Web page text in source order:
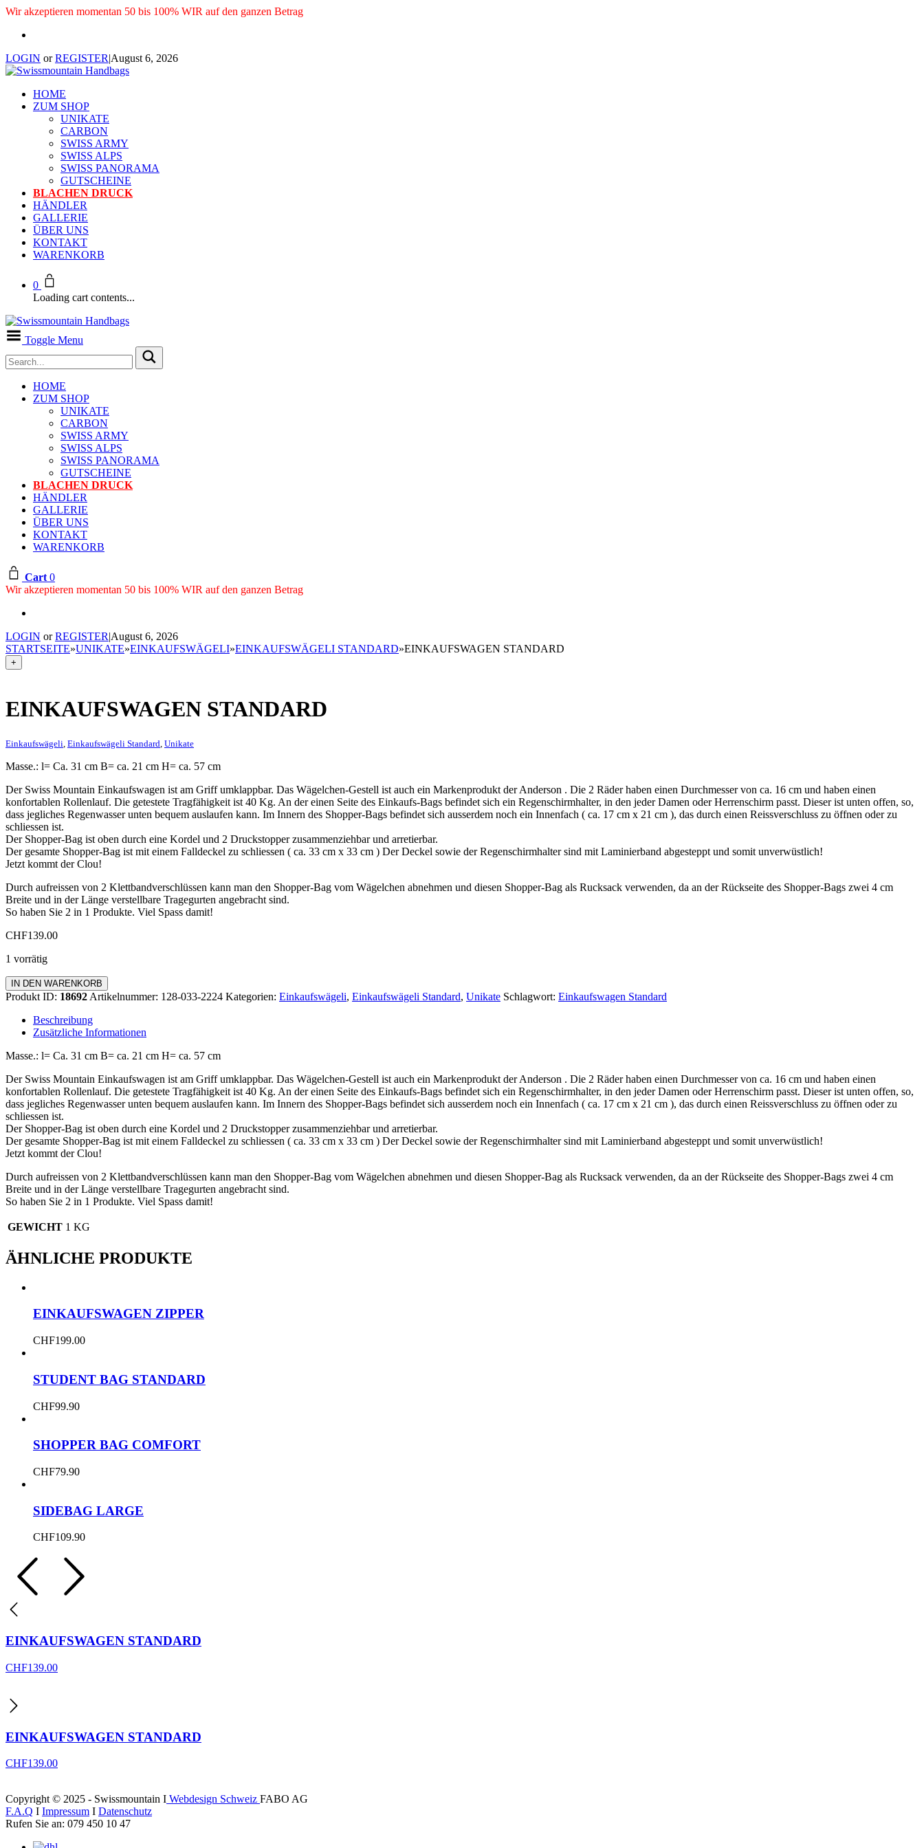
Wir akzeptieren momentan 50 bis 100% WIR auf den ganzen Betrag
LOGIN orREGISTER|August 6, 2026
HOME
ZUM SHOP
UNIKATE
CARBON
SWISS ARMY
SWISS ALPS
SWISS PANORAMA
GUTSCHEINE
BLACHEN DRUCK
HÄNDLER
GALLERIE
ÜBER UNS
KONTAKT
WARENKORB
0
Loading cart contents...
Toggle Menu
HOME
ZUM SHOP
UNIKATE
CARBON
SWISS ARMY
SWISS ALPS
SWISS PANORAMA
GUTSCHEINE
BLACHEN DRUCK
HÄNDLER
GALLERIE
ÜBER UNS
KONTAKT
WARENKORB
Cart 0
Wir akzeptieren momentan 50 bis 100% WIR auf den ganzen Betrag
LOGIN orREGISTER|August 6, 2026
STARTSEITE»UNIKATE»EINKAUFSWÄGELI»EINKAUFSWÄGELI STANDARD»EINKAUFSWAGEN STANDARD
+
EINKAUFSWAGEN STANDARD
Einkaufswägeli Einkaufswägeli Standard Unikate
Masse.: l= Ca. 31 cm B= ca. 21 cm H= ca. 57 cm
Der Swiss Mountain Einkaufswagen ist am Griff umklappbar. Das Wägelchen-Gestell ist auch ein Markenprodukt der Anderson . Die 2 Räder haben einen Durchmesser von ca. 16 cm und haben einen
konfortablen Rollenlauf. Die getestete Tragfähigkeit ist 40 Kg. An der einen Seite des Einkaufs-Bags befindet sich ein Regenschirmhalter, in den jeder Damen oder Herrenschirm passt. Dieser ist unten offen, so,
dass jegliches Regenwasser unten bequem auslaufen kann. Im Innern des Shopper-Bags befindet sich ausserdem noch ein Innenfach ( ca. 17 cm x 21 cm ), das durch einen Reissverschluss zu öffnen oder zu
schliessen ist.
Der Shopper-Bag ist oben durch eine Kordel und 2 Druckstopper zusammenziehbar und arretierbar.
Der gesamte Shopper-Bag ist mit einem Falldeckel zu schliessen ( ca. 33 cm x 33 cm ) Der Deckel sowie der Regenschirmhalter sind mit Laminierband abgesteppt und somit unverwüstlich!
Jetzt kommt der Clou!
Durch aufreissen von 2 Klettbandverschlüssen kann man den Shopper-Bag vom Wägelchen abnehmen und diesen Shopper-Bag als Rucksack verwenden, da an der Rückseite des Shopper-Bags zwei 4 cm
Breite und in der Länge verstellbare Tragegurten angebracht sind.
So haben Sie 2 in 1 Produkte. Viel Spass damit!
CHF139.00
1 vorrätig
Einkaufswagen
Standard
IN DEN WARENKORB
Produkt ID: 18692 Artikelnummer: 128-033-2224 Kategorien: Einkaufswägeli, Einkaufswägeli Standard, Unikate Schlagwort: Einkaufswagen Standard
Beschreibung
Zusätzliche Informationen
Masse.: l= Ca. 31 cm B= ca. 21 cm H= ca. 57 cm
Der Swiss Mountain Einkaufswagen ist am Griff umklappbar. Das Wägelchen-Gestell ist auch ein Markenprodukt der Anderson . Die 2 Räder haben einen Durchmesser von ca. 16 cm und haben einen
konfortablen Rollenlauf. Die getestete Tragfähigkeit ist 40 Kg. An der einen Seite des Einkaufs-Bags befindet sich ein Regenschirmhalter, in den jeder Damen oder Herrenschirm passt. Dieser ist unten offen, so,
dass jegliches Regenwasser unten bequem auslaufen kann. Im Innern des Shopper-Bags befindet sich ausserdem noch ein Innenfach ( ca. 17 cm x 21 cm ), das durch einen Reissverschluss zu öffnen oder zu
schliessen ist.
Der Shopper-Bag ist oben durch eine Kordel und 2 Druckstopper zusammenziehbar und arretierbar.
Der gesamte Shopper-Bag ist mit einem Falldeckel zu schliessen ( ca. 33 cm x 33 cm ) Der Deckel sowie der Regenschirmhalter sind mit Laminierband abgesteppt und somit unverwüstlich!
Jetzt kommt der Clou!
Durch aufreissen von 2 Klettbandverschlüssen kann man den Shopper-Bag vom Wägelchen abnehmen und diesen Shopper-Bag als Rucksack verwenden, da an der Rückseite des Shopper-Bags zwei 4 cm
Breite und in der Länge verstellbare Tragegurten angebracht sind.
So haben Sie 2 in 1 Produkte. Viel Spass damit!
GEWICHT 1 KG
ÄHNLICHE PRODUKTE
EINKAUFSWAGEN ZIPPER
CHF199.00
STUDENT BAG STANDARD
CHF99.90
SHOPPER BAG COMFORT
CHF79.90
SIDEBAG LARGE
CHF109.90
EINKAUFSWAGEN STANDARD
CHF139.00
EINKAUFSWAGEN STANDARD
CHF139.00
Copyright © 2025 - Swissmountain I Webdesign Schweiz FABO AG
F.A.Q I Impressum I Datenschutz
Rufen Sie an: 079 450 10 47